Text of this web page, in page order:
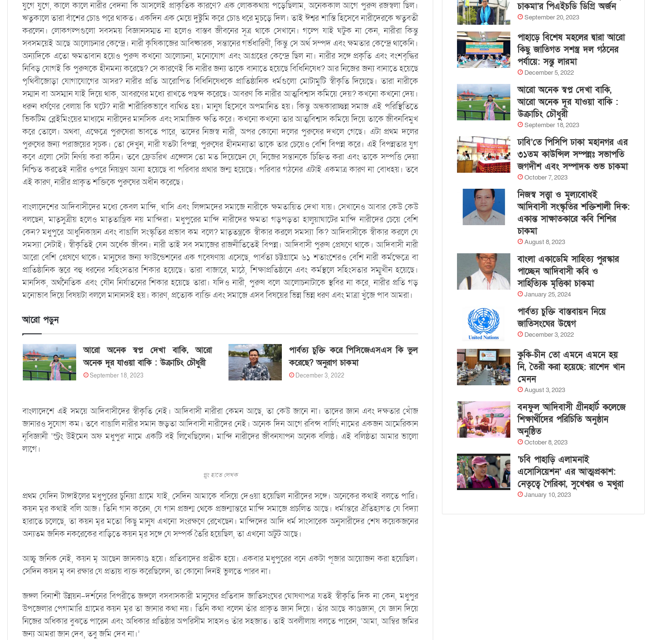
যুগে যুগে, কালে কালে নারীর বেদনা কি আসলেই প্রাকৃতিক কারণে? এক লোককথায় পড়েছিলাম, অনেককাল আগে পুরুষ রজস্বলা ছিল।
ঋতুকালে তারা বাঁশের চোঙ পরে থাকত। একদিন এক মেয়ে দুষ্টুমি করে চোঙ ধরে মুচড়ে দিল। তাই ঈশ্বর শাস্তি হিসেবে নারীদেরকে ঋতুবতী
করলেন। লোকগল্পগুলো সবসময় বিজ্ঞানসম্মত না হলেও বাস্তব জীবনের সূত্র থাকে সেখানে। গল্পে যাই ঘটুক না কেন, নারীরা কিন্তু
সবসময়েই আছে আলোচনার কেন্দ্রে। নারী কৃষিকাজের আবিষ্কারক, সন্তানের গর্ভধারিণী, কিন্তু সে অর্থ সম্পদ এবং ক্ষমতার কেন্দ্রে থাকেনি।
অন্যদিকে এতো ক্ষমতাবান হয়েও পুরুষ কখনো আলোচনা, মনোযোগ এবং আগ্রহের কেন্দ্রে ছিল না। নারীর সঙ্গে প্রকৃতি এবং বংশবৃদ্ধির
নিবিড় যোগই কি পুরুষকে হীনমন্য করেছে? সে কারণেই কি নারীর জন্য তাকে বানাতে হয়েছে বিধিনিষেধ? আর নিজের জন্য বানাতে হয়েছে
পৃথিবীজোড়া যোগাযোগের আসর? নারীর প্রতি আরোপিত বিধিনিষেধকে প্রাতিষ্ঠানিক ধর্মগুলো মোটামুটি স্বীকৃতি দিয়েছে। তারা নারীকে
সম্মান বা অসম্মান যাই দিয়ে থাক, আবরণের মধ্যে রাখতে পছন্দ করেছে। আবরণ কি নারীর আত্মবিশ্বাস কমিয়ে দেয়? কখনো কখনো দেয়।
ধরুন ধর্ষণের বেলায় কি ঘটে? নারী শারীরিকভাবে ব্যথিত হয়। মানুষ হিসেবে অপমানিত হয়। কিন্তু অন্ধকারাচ্ছন্ন সমাজ এই পরিস্থিতিতে
ভিকটিম ব্লেইমিংয়ের মাধ্যমে নারীদের মানসিক এবং সামাজিক ক্ষতি করে। কখনো কখনো তার আত্মবিশ্বাস কমিয়ে দিয়ে তাকে জীবনবিমুখ
করে তোলে। অথবা, এক্ষেত্রে পুরুষেরা ভাবতে পারে, তাদের নিজস্ব নারী, অপর কোনো দলের পুরুষের দখলে গেছে। এটা প্রথম দলের
পুরুষের জন্য পরাজয়ের সূচক। তো দেখুন, নারী যতটা বিপন্ন, পুরুষের হীনমন্যতা তাকে তার চেয়েও বেশি বিপন্ন করে। এই বিপন্নতার যুগ
কবে এলো সেটা নির্ণয় করা কঠিন। তবে ফ্রেডরিখ এঙ্গেলস তো মত দিয়েছেন যে, নিজের সন্তানকে চিহ্নিত করা এবং তাকে সম্পত্তি দেয়া
নিশ্চিত করতেই নারীর ওপরে নিয়ন্ত্রণ আনা হয়েছে বা পরিবার প্রথার জন্ম হয়েছে। পরিবার গঠনের এটাই একমাত্র কারণ না বোধহয়। তবে
এই কারণ, নারীর প্রাকৃত শক্তিকে পুরুষের অধীন করেছে।
বাংলাদেশের আদিবাসীদের মধ্যে কেবল মান্দি, খাসি এবং লিঙ্গামদের সমাজে নারীকে ক্ষমতায়িত দেখা যায়। সেখানেও আবার কেউ কেউ
বলছেন, মাতৃসুত্রীয় হলেও মাতৃতান্ত্রিক নয় মান্দিরা। মধুপুরের মান্দি নারীদের ক্ষমতা গড়পড়তা হালুয়াঘাটের মান্দি নারীদের চেয়ে বেশি
কেন? মধুপুরে আধুনিকায়ন এবং বাঙালি সংস্কৃতির প্রভাব কম বলে? মাতৃতন্ত্রকে স্বীকার করলে সমস্যা কি? আদিবাসীকে স্বীকার করলে যে
সমস্যা সেটাই। স্বীকৃতিই যেন অর্ধেক জীবন। নারী তাই সব সমাজের রাজনীতিতেই বিপন্ন। আদিবাসী পুরুষ প্রেষণে থাকে। আদিবাসী নারী
আরো বেশি প্রেষণে থাকে। মানুষের জন্য ফাউন্ডেশনের এক গবেষণায় এসেছে, পার্বত্য চট্টগ্রামে ৬১ শতাংশেরও বেশি নারী কর্মক্ষেত্রে বা
প্রাতিষ্ঠানিক স্তরে বহু ধরনের সহিংসতার শিকার হয়েছে। তারা বাজারে, মাঠে, শিক্ষাপ্রতিষ্ঠানে এবং কর্মস্থলে সহিংসতার সম্মুখীন হয়েছে।
মানসিক, অর্থনৈতিক এবং যৌন নির্যাতনের শিকার হয়েছে তারা। যদিও নারী, পুরুষ বলে আলোচনাটাকে স্থবির না করে, নারীর প্রতি গড়
মনোভাব দিয়ে বিষয়টা বললে মানানসই হয়। কারণ, প্রত্যেক ব্যক্তি এবং সমাজে এসব বিষয়ের ভিন্ন ভিন্ন ধরণ এবং মাত্রা খুঁজে পাব আমরা।
আরো পড়ুন
আরো অনেক স্বপ্ন দেখা বাকি, আরো
অনেক দূর যাওয়া বাকি : উক্রাচিং চৌধুরী
September 18, 2023
পার্বত্য চুক্তি করে পিসিজেএসএস কি ভুল
করেছে? অনুরাগ চাকমা
December 3, 2022
বাংলাদেশে এই সময়ে আদিবাসীদের স্বীকৃতি নেই। আদিবাসী নারীরা কেমন আছে, তা কেউ জানে না। তাদের জ্ঞান এবং দক্ষতার খোঁজ
জানারও সুযোগ কম। তবে বাঙালি নারীর সমান জড়তা আদিবাসী নারীদের নেই। অনেক দিন আগে রবিন্স বার্লিং নামের একজন আমেরিকান
নৃবিজ্ঞানী ‘স্ট্রং উইমেন অফ মধুপুর’ নামে একটি বই লিখেছিলেন। মান্দি নারীদের জীবনযাপন অনেক বলিষ্ঠ। এই বলিষ্ঠতা আমার ভালো
লাগে।
প্লুং হাতে লেখক
প্রথম যেদিন টাঙ্গাইলের মধুপুরের চুনিয়া গ্রামে যাই, সেদিন আমাকে বসিয়ে দেওয়া হয়েছিল নারীদের সঙ্গে। অনেকের কথাই বলতে পারি।
কয়ন মৃর কথাই বলি আজ। তিনি গান করেন, যে গান প্রজন্ম থেকে প্রজন্মান্তরে মান্দি সমাজে প্রচলিত আছে। ধর্মান্তরে ঐতিহ্যগত যে বিদ্যা
হারাতে চলেছে, তা কয়ন মৃর মতো কিছু মানুষ এখনো সংরক্ষণে রেখেছেন। মান্দিদের আদি ধর্ম সাংসারেক অনুসারীদের শেষ কয়েকজনের
অন্যতম জনিক নকরেকের বাড়িতে কয়ন মৃর সঙ্গে যে সম্পর্ক তৈরি হয়েছিল, তা এখনো অটুট আছে।
আচ্চু জনিক নেই, কয়ন মৃ আছেন জ্ঞানকাণ্ড হয়ে। প্রতিবাদের প্রতীক হয়ে। একবার মধুপুরের বনে একটা পূজার আয়োজন করা হয়েছিল।
সেদিন কয়ন মৃ বন রক্ষার যে প্রত্যয় ব্যক্ত করেছিলেন, তা কোনো দিনই ভুলতে পারব না।
জঙ্গল বিনাশী উন্নয়ন-দর্শনের বিপরীতে জঙ্গলে বসবাসকারী মানুষের প্রতিবাদ জাতিসংঘের ঘোষণাপত্র যতই স্বীকৃতি দিক না কেন, মধুপুর
উপজেলার পেগামারি গ্রামের কয়ন মৃর তা জানার কথা নয়। তিনি কথা বলেন তাঁর প্রাকৃত জ্ঞান দিয়ে। তাঁর আছে কাণ্ডজ্ঞান, যে জ্ঞান দিয়ে
নিজের অধিকার বুঝতে পারেন এবং অধিকার প্রতিষ্ঠার অপরিসীম সাহসও তাঁর সহজাত। তাই অবলীলায় বলতে পারেন, ‘আমা, আম্বির জমির
জন্য আমরা জান দেব, তবু জমি দেব না।’
চাকমা’র পিএইচডি ডিগ্রি অর্জন
September 20, 2023
পাহাড়ে বিশেষ মহলের দ্বারা আরো
কিছু জাতিগত সশস্ত্র দল গঠনের
পর্যায়ে: সন্তু লারমা
December 5, 2022
আরো অনেক স্বপ্ন দেখা বাকি,
আরো অনেক দূর যাওয়া বাকি :
উক্রাচিং চৌধুরী
September 18, 2023
ঢাবি’তে পিসিপি ঢাকা মহানগর এর
৩১তম কাউন্সিল সম্পন্নঃ সভাপতি
জগদীশ এবং সম্পাদক শুভ চাকমা
October 7, 2023
নিজস্ব সত্ত্বা ও মূল্যবোধই
আদিবাসী সংস্কৃতির শক্তিশালী দিক:
একান্ত সাক্ষাতকারে কবি শিশির
চাকমা
August 8, 2023
বাংলা একাডেমি সাহিত্য পুরস্কার
পাচ্ছেন আদিবাসী কবি ও
সাহিত্যিক মৃত্তিকা চাকমা
January 25, 2024
পার্বত্য চুক্তি বাস্তবায়ন নিয়ে
জাতিসংঘের উদ্বেগ
December 3, 2022
কুকি-চীন তো এমনে এমনে হয়
নি, তৈরী করা হয়েছে: রাশেদ খান
মেনন
August 3, 2023
বনফুল আদিবাসী গ্রীনহার্ট কলেজে
শিক্ষার্থীদের পরিচিতি অনুষ্ঠান
অনুষ্ঠিত
October 8, 2023
‘চবি পাহাড়ি এলামনাই
এসোসিয়েশন’ এর আত্মপ্রকাশ:
নেতৃত্বে গৈরিকা, সুখেশ্বর ও মথুরা
January 10, 2023